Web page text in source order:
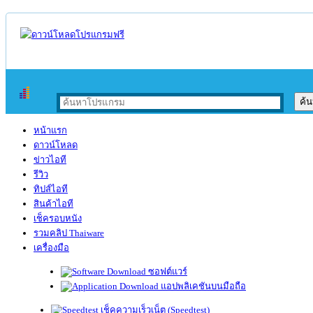
หน้าแรก
ดาวน์โหลด
ข่าวไอที
รีวิว
ทิปส์ไอที
สินค้าไอที
เช็ครอบหนัง
รวมคลิป Thaiware
เครื่องมือ
ซอฟต์แวร์
แอปพลิเคชันบนมือถือ
เช็คความเร็วเน็ต (Speedtest)